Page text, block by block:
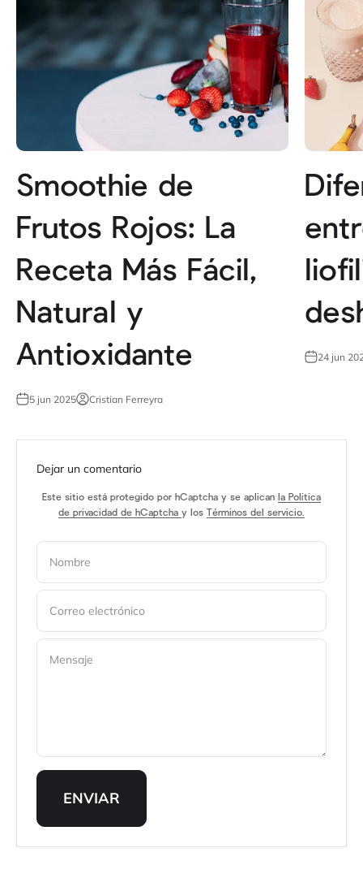
Smoothie de
Frutos Rojos: La
Receta Más Fácil,
Natural y
Antioxidante
5 jun 2025 Cristian Ferreyra
24 jun
Dejar un comentario
Este sitio está protegido por hCaptcha y se aplican la Política
de privacidad de hCaptcha y los Términos del servicio.
Nombre
Correo electrónico
Mensaje
ENVIAR